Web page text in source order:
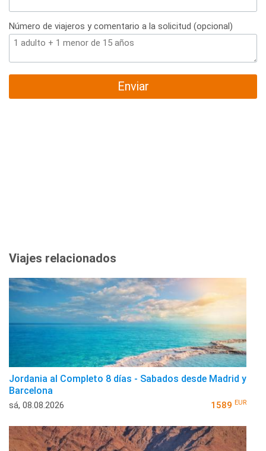
Número de viajeros y comentario a la solicitud (opcional)
Enviar
Viajes relacionados
Jordania al Completo 8 días - Sabados desde Madrid y
Barcelona
sá, 08.08.2026 1589 EUR